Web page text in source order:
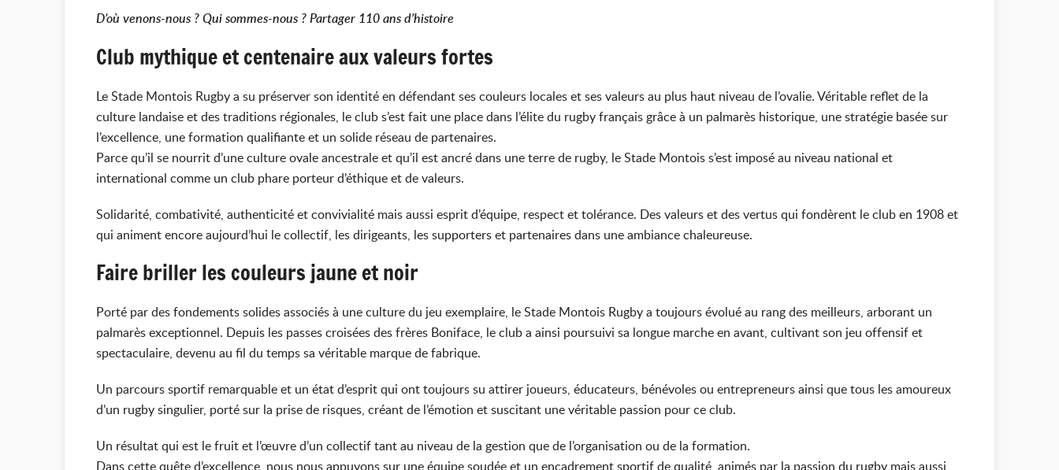
D’où venons-nous ? Qui sommes-nous ? Partager 110 ans d’histoire
Club mythique et centenaire aux valeurs fortes
Le Stade Montois Rugby a su préserver son identité en défendant ses couleurs locales et ses valeurs au plus haut niveau de l’ovalie. Véritable reflet de la
culture landaise et des traditions régionales, le club s’est fait une place dans l’élite du rugby français grâce à un palmarès historique, une stratégie basée sur
l’excellence, une formation qualifiante et un solide réseau de partenaires.
Parce qu’il se nourrit d’une culture ovale ancestrale et qu’il est ancré dans une terre de rugby, le Stade Montois s’est imposé au niveau national et
international comme un club phare porteur d’éthique et de valeurs.
Solidarité, combativité, authenticité et convivialité mais aussi esprit d’équipe, respect et tolérance. Des valeurs et des vertus qui fondèrent le club en 1908 et
qui animent encore aujourd’hui le collectif, les dirigeants, les supporters et partenaires dans une ambiance chaleureuse.
Faire briller les couleurs jaune et noir
Porté par des fondements solides associés à une culture du jeu exemplaire, le Stade Montois Rugby a toujours évolué au rang des meilleurs, arborant un
palmarès exceptionnel. Depuis les passes croisées des frères Boniface, le club a ainsi poursuivi sa longue marche en avant, cultivant son jeu offensif et
spectaculaire, devenu au fil du temps sa véritable marque de fabrique.
Un parcours sportif remarquable et un état d’esprit qui ont toujours su attirer joueurs, éducateurs, bénévoles ou entrepreneurs ainsi que tous les amoureux
d’un rugby singulier, porté sur la prise de risques, créant de l’émotion et suscitant une véritable passion pour ce club.
Un résultat qui est le fruit et l’œuvre d’un collectif tant au niveau de la gestion que de l’organisation ou de la formation.
Dans cette quête d’excellence, nous nous appuyons sur une équipe soudée et un encadrement sportif de qualité, animés par la passion du rugby mais aussi